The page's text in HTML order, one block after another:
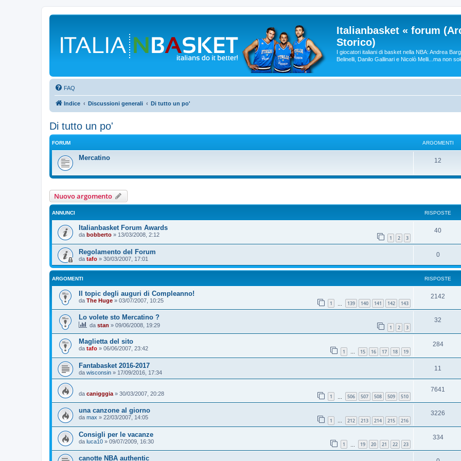
Italianbasket « forum
Storico)
I giocatori italiani di basket nella NBA: Andrea
Belinelli, Danilo Gallinari e Nicolò Melli...ma non
FAQ
Indice Discussioni generali Di tutto un po'
Di tutto un po'
FORUM ARGOMENTI
Mercatino 12
Nuovo argomento
ANNUNCI RISPOSTE
Italianbasket Forum Awards
da bobberto » 13/03/2008, 2:12 1 2 3
40
Regolamento del Forum
da tafo » 30/03/2007, 17:01
0
ARGOMENTI RISPOSTE
Il topic degli auguri di Compleanno!
da The Huge » 03/07/2007, 10:25 1 139 140 141 142 143
2142
Lo volete sto Mercatino ?
da stan » 09/06/2008, 19:29 1 2 3
32
Maglietta del sito
da tafo » 06/06/2007, 23:42 1 … 15 16 17 18 19
284
Fantabasket 2016-2017
da wisconsin » 17/09/2016, 17:34
11
da canigggia » 30/03/2007, 20:28 1 506 507 508 509 510
7641
una canzone al giorno
da max » 22/03/2007, 14:05 1 … 212 213 214 215 216
3226
Consigli per le vacanze
da luca10 » 09/07/2009, 16:30 1 19 20 21 22 23
334
canotte NBA authentic